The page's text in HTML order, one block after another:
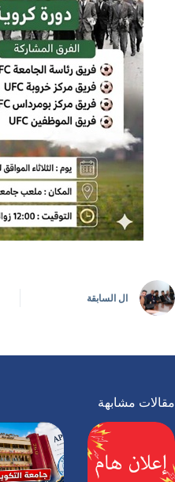
ال السابقة
مقالات مشابهة